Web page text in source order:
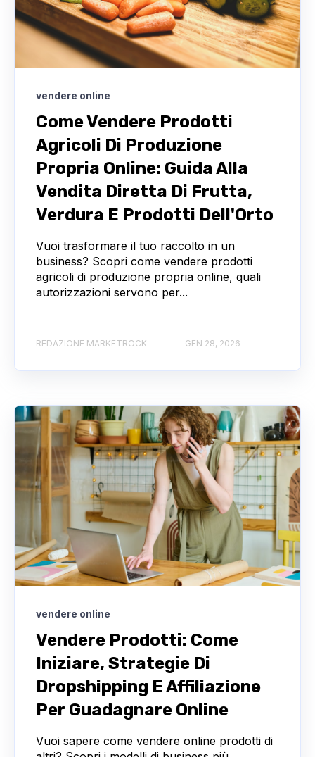
vendere online
Come Vendere Prodotti
Agricoli Di Produzione
Propria Online: Guida Alla
Vendita Diretta Di Frutta,
Verdura E Prodotti Dell'Orto
Vuoi trasformare il tuo raccolto in un
business? Scopri come vendere prodotti
agricoli di produzione propria online, quali
autorizzazioni servono per...
REDAZIONE MARKETROCK GEN 28, 2026
vendere online
Vendere Prodotti: Come
Iniziare, Strategie Di
Dropshipping E Affiliazione
Per Guadagnare Online
Vuoi sapere come vendere online prodotti di